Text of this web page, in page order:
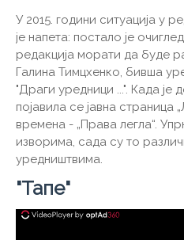
У 2015. години ситуација у
је напета: постало је
редакција морати да буде
Галина Тимцхенко, бивша
"Драги уредници ...". Када је
појавила се јавна страница
времена - „Права легла“.
изворима, сада су то
уредништвима.
"Тапе"